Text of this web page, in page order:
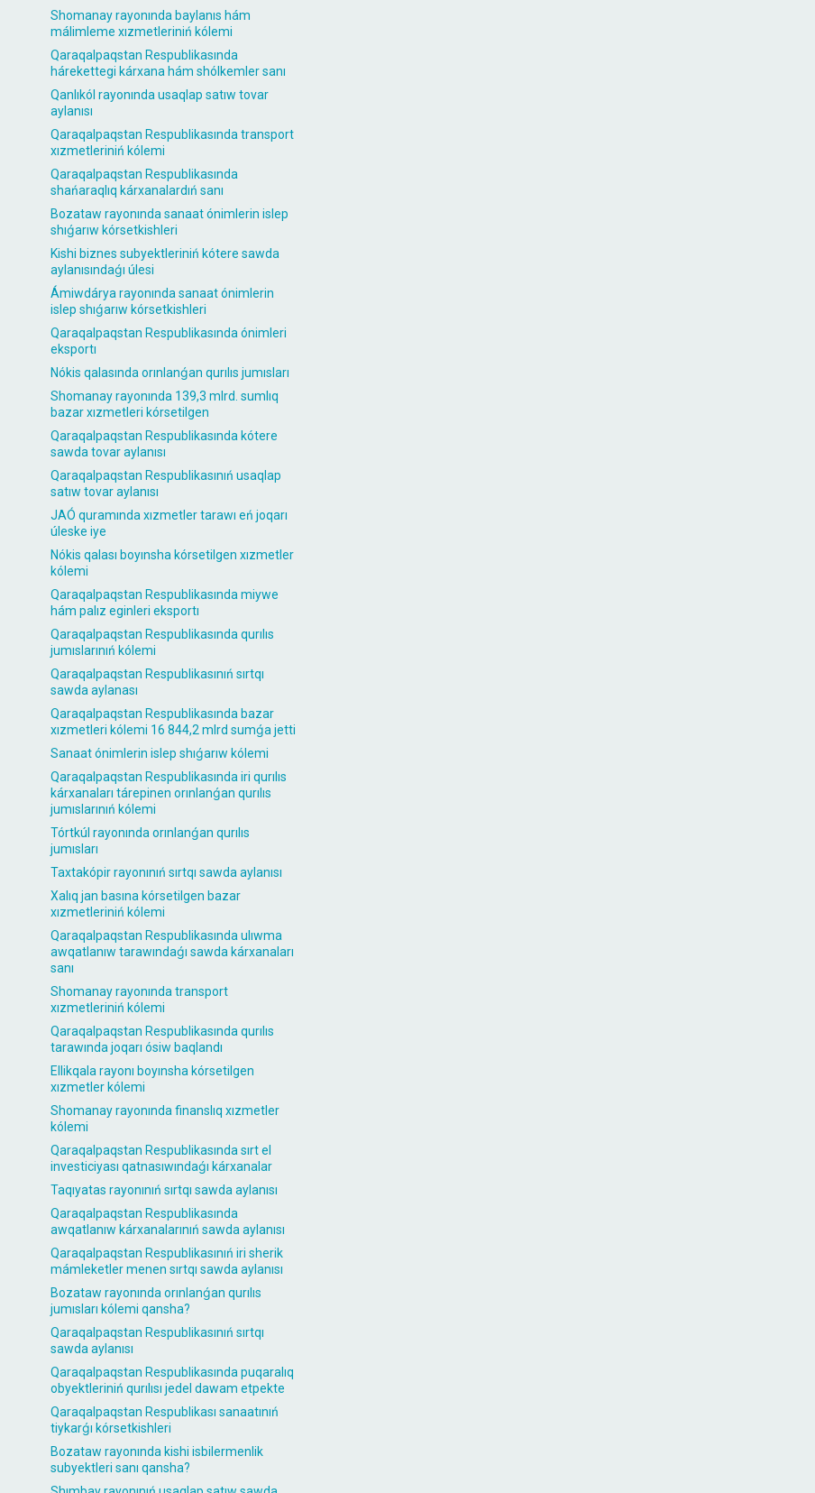
Shomanay rayonında baylanıs hám
málimleme xızmetleriniń kólemi
Qaraqalpaqstan Respublikasında
hárekettegi kárxana hám shólkemler sanı
Qanlıkól rayonında usaqlap satıw tovar
aylanısı
Qaraqalpaqstan Respublikasında transport
xızmetleriniń kólemi
Qaraqalpaqstan Respublikasında
shańaraqlıq kárxanalardıń sanı
Bozataw rayonında sanaat ónimlerin islep
shıǵarıw kórsetkishleri
Kishi biznes subyektleriniń kótere sawda
aylanısındaǵı úlesi
Ámiwdárya rayonında sanaat ónimlerin
islep shıǵarıw kórsetkishleri
Qaraqalpaqstan Respublikasında ónimleri
eksportı
Nókis qalasında orınlanǵan qurılıs jumısları
Shomanay rayonında 139,3 mlrd. sumlıq
bazar xızmetleri kórsetilgen
Qaraqalpaqstan Respublikasında kótere
sawda tovar aylanısı
Qaraqalpaqstan Respublikasınıń usaqlap
satıw tovar aylanısı
JAÓ quramında xızmetler tarawı eń joqarı
úleske iye
Nókis qalası boyınsha kórsetilgen xızmetler
kólemi
Qaraqalpaqstan Respublikasında miywe
hám palız eginleri eksportı
Qaraqalpaqstan Respublikasında qurılıs
jumıslarınıń kólemi
Qaraqalpaqstan Respublikasınıń sırtqı
sawda aylanası
Qaraqalpaqstan Respublikasında bazar
xızmetleri kólemi 16 844,2 mlrd sumǵa jetti
Sanaat ónimlerin islep shıǵarıw kólemi
Qaraqalpaqstan Respublikasında iri qurılıs
kárxanaları tárepinen orınlanǵan qurılıs
jumıslarınıń kólemi
Tórtkúl rayonında orınlanǵan qurılıs
jumısları
Taxtakópir rayonınıń sırtqı sawda aylanısı
Xalıq jan basına kórsetilgen bazar
xızmetleriniń kólemi
Qaraqalpaqstan Respublikasında ulıwma
awqatlanıw tarawındaǵı sawda kárxanaları
sanı
Shomanay rayonında transport
xızmetleriniń kólemi
Qaraqalpaqstan Respublikasında qurılıs
tarawında joqarı ósiw baqlandı
Ellikqala rayonı boyınsha kórsetilgen
xızmetler kólemi
Shomanay rayonında finanslıq xızmetler
kólemi
Qaraqalpaqstan Respublikasında sırt el
investiciyası qatnasıwındaǵı kárxanalar
Taqıyatas rayonınıń sırtqı sawda aylanısı
Qaraqalpaqstan Respublikasında
awqatlanıw kárxanalarınıń sawda aylanısı
Qaraqalpaqstan Respublikasınıń iri sherik
mámleketler menen sırtqı sawda aylanısı
Bozataw rayonında orınlanǵan qurılıs
jumısları kólemi qansha?
Qaraqalpaqstan Respublikasınıń sırtqı
sawda aylanısı
Qaraqalpaqstan Respublikasında puqaralıq
obyektleriniń qurılısı jedel dawam etpekte
Qaraqalpaqstan Respublikası sanaatınıń
tiykarǵı kórsetkishleri
Bozataw rayonında kishi isbilermenlik
subyektleri sanı qansha?